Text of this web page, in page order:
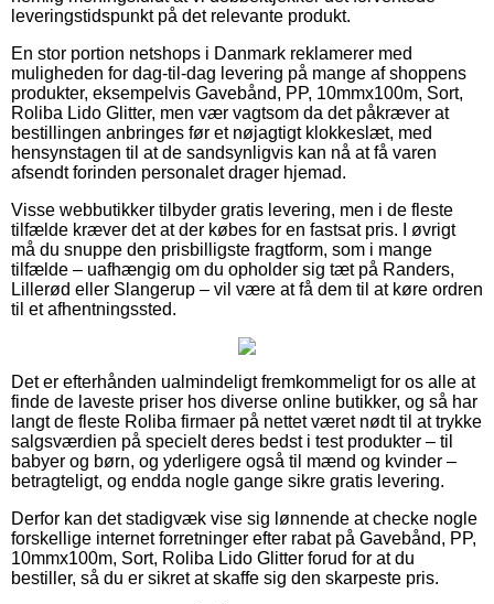
leveringstidspunkt på det relevante produkt.
En stor portion netshops i Danmark reklamerer med
muligheden for dag-til-dag levering på mange af shoppens
produkter, eksempelvis Gavebånd, PP, 10mmx100m, Sort,
Roliba Lido Glitter, men vær vagtsom da det påkræver at
bestillingen anbringes før et nøjagtigt klokkeslæt, med
hensynstagen til at de sandsynligvis kan nå at få varen
afsendt forinden personalet drager hjemad.
Visse webbutikker tilbyder gratis levering, men i de fleste
tilfælde kræver det at der købes for en fastsat pris. I øvrigt
må du snuppe den prisbilligste fragtform, som i mange
tilfælde – uafhængig om du opholder sig tæt på Randers,
Lillerød eller Slangerup – vil være at få dem til at køre ordren
til et afhentningssted.
Det er efterhånden ualmindeligt fremkommeligt for os alle at
finde de laveste priser hos diverse online butikker, og så har
langt de fleste Roliba firmaer på nettet været nødt til at trykke
salgsværdien på specielt deres bedst i test produkter – til
babyer og børn, og yderligere også til mænd og kvinder –
betragteligt, og endda nogle gange sikre gratis levering.
Derfor kan det stadigvæk vise sig lønnende at checke nogle
forskellige internet forretninger efter rabat på Gavebånd, PP,
10mmx100m, Sort, Roliba Lido Glitter forud for at du
bestiller, så du er sikret at skaffe sig den skarpeste pris.